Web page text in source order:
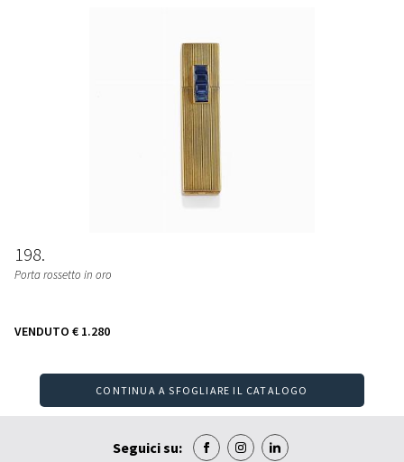
198
Porta rossetto in oro
VENDUTO € 1.280
CONTINUA A SFOGLIARE IL CATALOGO
Seguici su: